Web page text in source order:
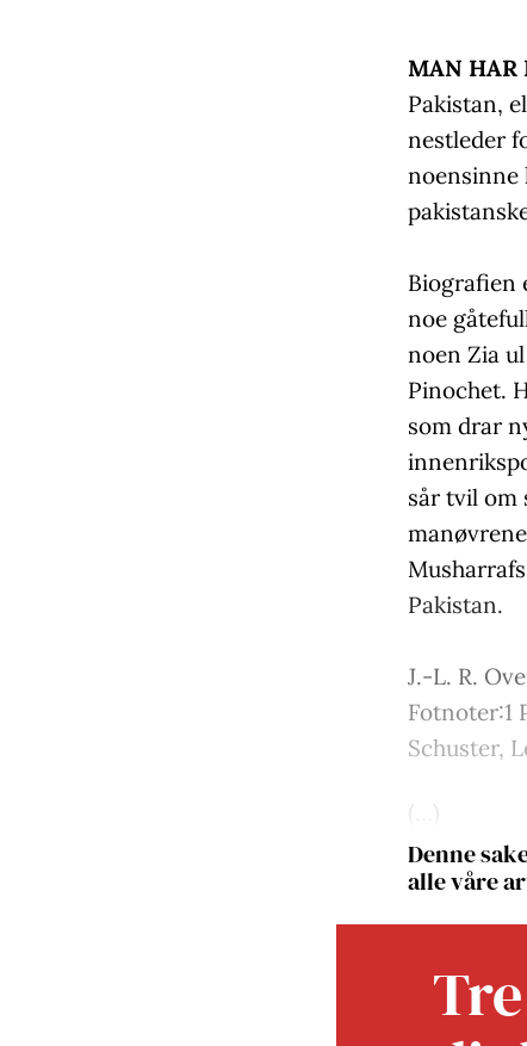
MAN HAR
Pakistan,
nestleder
noensinne
Biografien
noe
noen Zia
Pinochet.
som drar
sår tvil om
Pakistan.
J.-L. R.
Fotnoter:1
Schuster,
(…)
Denne
alle våre